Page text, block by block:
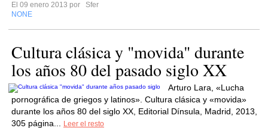
El 09 enero 2013 por
Sfer
NONE
Cultura clásica y "movida" durante
los años 80 del pasado siglo XX
Arturo Lara, «Lucha
pornográfica de griegos y latinos». Cultura clásica y «movida»
durante los años 80 del siglo XX, Editorial Dínsula, Madrid, 2013,
305 página...
Leer el resto